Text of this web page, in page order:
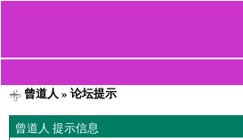
曾道人 » 论坛提示
曾道人 提示信息